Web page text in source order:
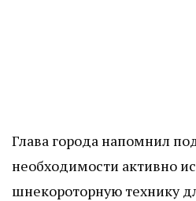
Глава города напомнил
необходимости активно
шнекороторную технику